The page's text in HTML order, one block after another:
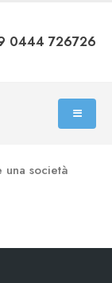
0444 726726
società